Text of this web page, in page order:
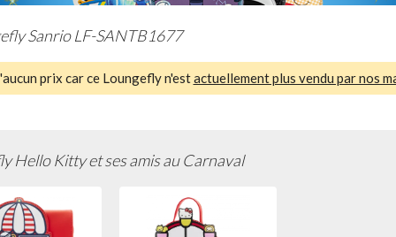
Sanrio LF-SANTB1677
prix car ce Loungefly n'estactuellement plus vendu par nos
Hello Kitty et ses amis au Carnaval